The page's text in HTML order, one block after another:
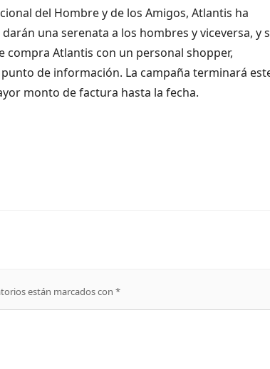
del Hombre y de los Amigos, Atlantis ha
una serenata a los hombres y viceversa, y
compra Atlantis con un personal shopper,
de información. La campaña terminará
monto de factura hasta la fecha.
están marcados con *